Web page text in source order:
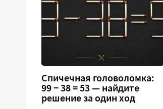
Спичечная головоломка:
99 − 38 = 53 — найдите
решение за один ход